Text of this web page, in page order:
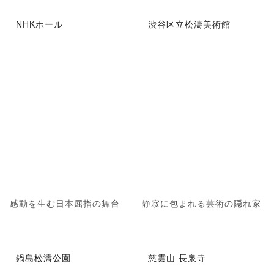
NHKホール
感動を生む日本屈指の舞台
渋谷区立松濤美術館
静寂に包まれる芸術の隠れ家
鍋島松濤公園 慈雲山 長泉寺